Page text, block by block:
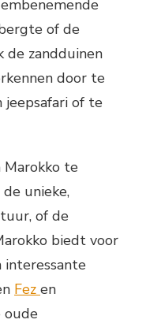
of de
de zandduinen
door te
jeepsafari of te
te
unieke,
of de
biedt voor
interessante
Fez en
oude